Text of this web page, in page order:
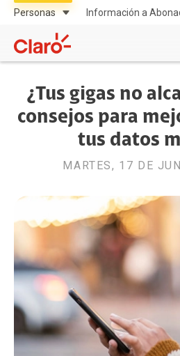
Información a
¿Tus gigas no
consejos para
tus datos
MARTES, 17 DE